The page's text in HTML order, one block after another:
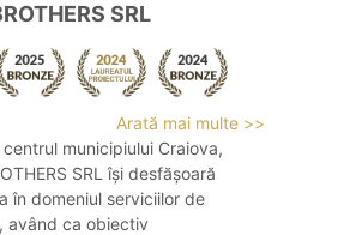
SRL
Arată mai multe >>
municipiului Craiova,
SRL își desfășoară
în domeniul serviciilor de
având ca obiectiv